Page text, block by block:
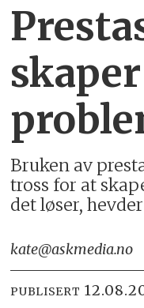
skaper
Bruken av
tross for at
det løser,
kate@askmedia.no
PUBLISERT